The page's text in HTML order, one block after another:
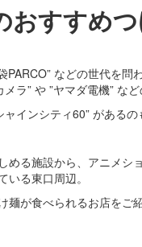
おすすめ
PARCO” などの世代を
ラ” や ”ヤマダ電機” など
インシティ60” があるの
める施設から、アニメシ
る東口周辺。
が食べられるお店をご紹